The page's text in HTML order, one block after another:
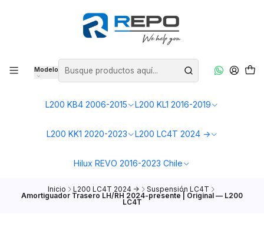
Modelo
L200 KB4 2006-2015 L200 KL1 2016-2019
L200 KK1 2020-2023 L200 LC4T 2024 ->
Hilux REVO 2016-2023 Chile
Inicio L200 LC4T 2024 -> Suspensión LC4T
Amortiguador Trasero LH/RH 2024-presente | Original — L200
LC4T